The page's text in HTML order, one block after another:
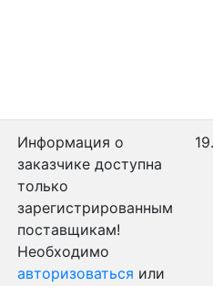
Информация о
заказчике доступна
только
зарегистрированным
поставщикам!
Необходимо
авторизоваться или